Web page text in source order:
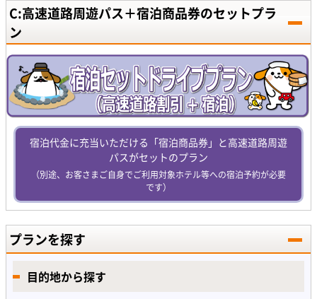
C:高速道路周遊パス＋宿泊商品券のセットプラ
ン
宿泊代金に充当いただける「宿泊商品券」と高速道路周遊
パスがセットのプラン
（別途、お客さまご自身でご利用対象ホテル等への宿泊予約が必要
です）
プランを探す
目的地から探す